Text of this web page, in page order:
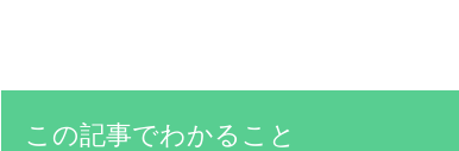
この記事でわかること